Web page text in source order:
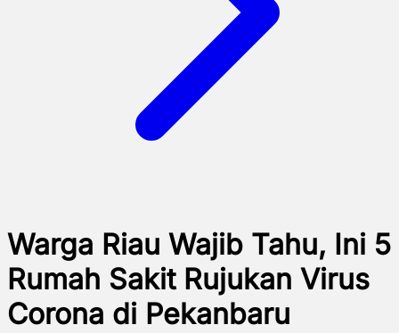
Warga Riau Wajib Tahu, Ini 5
Rumah Sakit Rujukan Virus
Corona di Pekanbaru